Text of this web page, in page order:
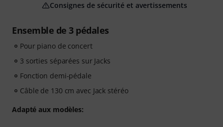
Ensemble de 3 pédales
Pour piano de concert
3 sorties séparées sur Jacks
Fonction demi-pédale
Câble de 130 cm avec Jack stéréo
Adapté aux modèles:
Consignes de sécurité et avertissements